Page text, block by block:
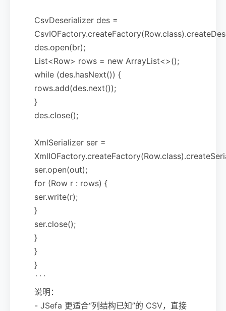
CsvDeserializer des =
des.open(br);
List<Row> rows = new ArrayList<>();
while (des.hasNext()) {
rows.add(des.next());
}
des.close();
XmlSerializer ser =
ser.open(out);
for (Row r : rows) {
ser.write(r);
}
ser.close();
}
}
}
```
说明：
- JSefa 更适合“列结构已知”的 CSV，直接